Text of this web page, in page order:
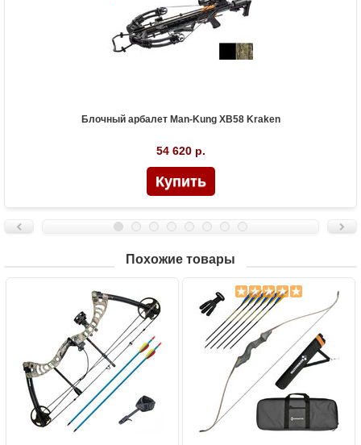
Блочный арбалет Man-Kung XB58 Kraken
54 620 р.
Похожие товары